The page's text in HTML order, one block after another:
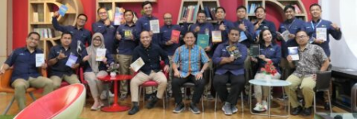
Galeri Training
Materi Gratis
Download Panduan Lengkap Zoom (PDF)
Video Tips Manajerial
Kisah Sukses